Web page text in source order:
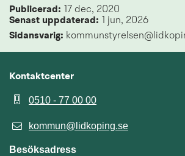
Publicerad:
17 dec, 2020
Senast uppdaterad:
1 jun, 2026
Sidansvarig:
Kontaktcenter
0510 - 77 00 00
kommun@lidkoping.se
Besöksadress